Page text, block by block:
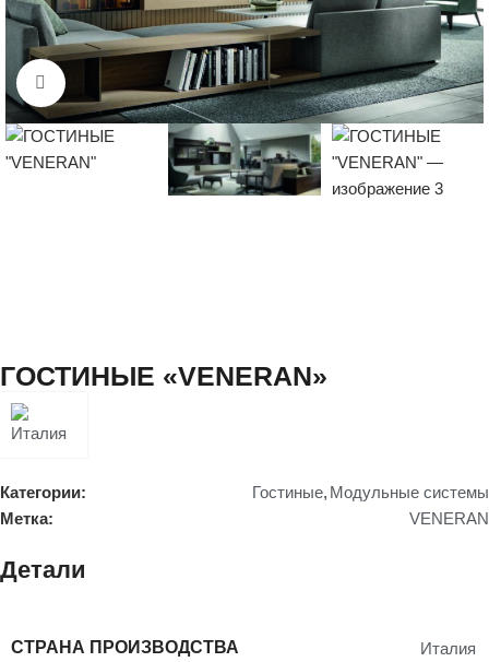
Нажмите, чтобы увеличить
ГОСТИНЫЕ «VENERAN»
Категории: Гостиные, Модульные системы
Метка:
VENERAN
Детали
СТРАНА ПРОИЗВОДСТВА Италия